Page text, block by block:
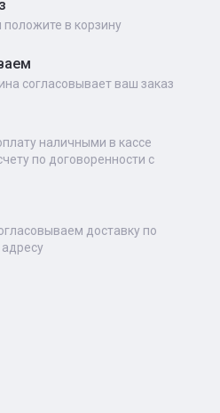
положите в корзину
согласовывает ваш заказ
наличными в кассе
по договоренности с
доставку по